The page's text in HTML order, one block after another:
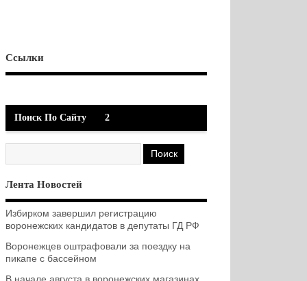
Ссылки
Поиск По Сайту 2
Лента Новостей
Избирком завершил регистрацию
воронежских кандидатов в депутаты ГД РФ
Воронежцев оштрафовали за поездку на
пикапе с бассейном